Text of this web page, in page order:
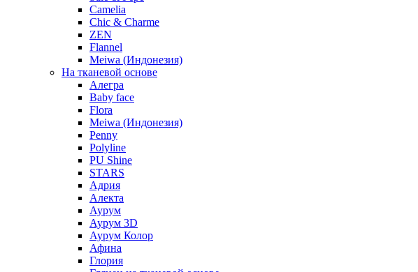
Camelia
Chic & Charme
ZEN
Flannel
Meiwa (Индонезия)
На тканевой основе
Алегра
Baby face
Flora
Meiwa (Индонезия)
Penny
Polyline
PU Shine
STARS
Адрия
Алекта
Аурум
Аурум 3D
Аурум Колор
Афина
Глория